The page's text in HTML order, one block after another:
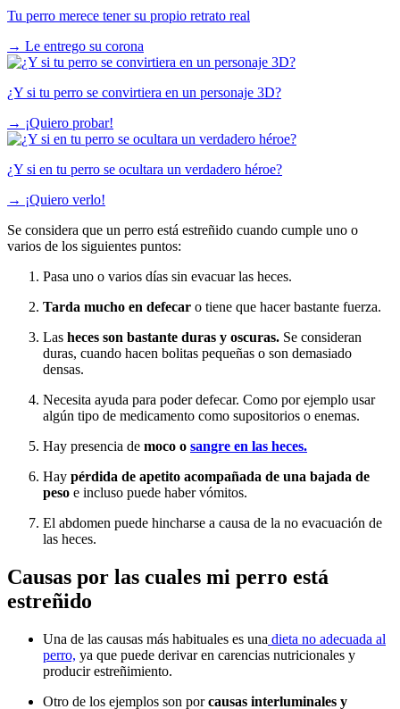
Tu perro merece tener su propio retrato real
→ Le entrego su corona
¿Y si tu perro se convirtiera en un personaje 3D?
→ ¡Quiero probar!
¿Y si en tu perro se ocultara un verdadero héroe?
→ ¡Quiero verlo!
Se considera que un perro está estreñido cuando cumple uno o
varios de los siguientes puntos:
Pasa uno o varios días sin evacuar las heces.
Tarda mucho en defecar o tiene que hacer bastante fuerza.
Las heces son bastante duras y oscuras. Se consideran
duras, cuando hacen bolitas pequeñas o son demasiado
densas.
Necesita ayuda para poder defecar. Como por ejemplo usar
algún tipo de medicamento como supositorios o enemas.
Hay presencia de moco o sangre en las heces.
Hay pérdida de apetito acompañada de una bajada de
peso e incluso puede haber vómitos.
El abdomen puede hincharse a causa de la no evacuación de
las heces.
Causas por las cuales mi perro está
estreñido
Una de las causas más habituales es una dieta no adecuada al
perro, ya que puede derivar en carencias nutricionales y
producir estreñimiento.
Otro de los ejemplos son porcausas interluminales y